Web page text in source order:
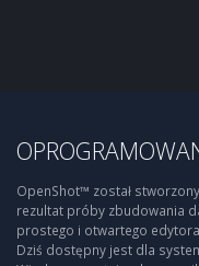
OpenShot™ został
rezultat próby zbudowania
prostego i otwartego
Dziś dostępny jest dla